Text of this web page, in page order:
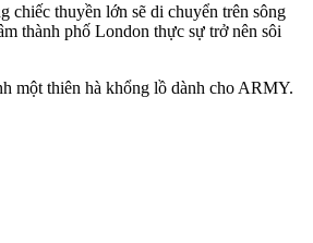
chiếc thuyền lớn sẽ di chuyển trên sông
thành phố London thực sự trở nên sôi
một thiên hà khổng lồ dành cho ARMY.